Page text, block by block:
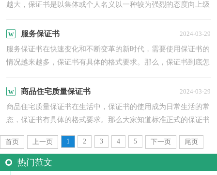
越大，保证书是以集体或个人名义以一种较为强烈的态度向上级
服务保证书 2024-03-29
服务保证书在快速变化和不断变革的新时代，需要使用保证书的
情况越来越多，保证书有具体的格式要求。那么，保证书到底怎
服...
商品住宅质量保证书 2024-03-29
商品住宅质量保证书在生活中，保证书的使用成为日常生活的常
态，保证书有具体的格式要求。那么大家知道标准正式的保证书
家...
首页 上一页 1 2 3 4 5 下一页 尾页
热门范文